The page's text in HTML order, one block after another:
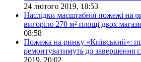
24 лютого 2019, 18:53
Наслідки масштабної пожежі на
вигоріло 270 м² площі двох
08:58
Пожежа на ринку «Київський»:
ремонтуватимуть до завершення
2019, 20:02